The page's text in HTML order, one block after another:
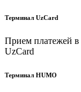
Терминал UzCard
Прием платежей в
UzCard
Терминал HUMO